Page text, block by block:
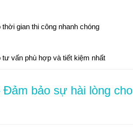
gian thi công nhanh chóng
vấn phù hợp và tiết kiệm nhất
bảo sự hài lòng cho